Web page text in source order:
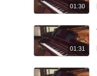
https://nana-
https://nana-
コラボさせていただ
01:30
01:31